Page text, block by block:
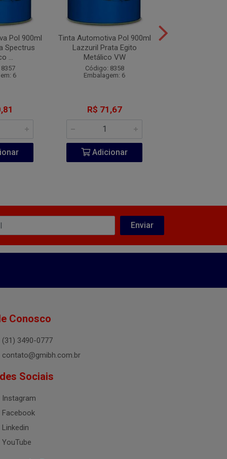
Pol 900ml
Spectrus
...
6
Tinta Automotiva Pol 900ml
Lazzuril Prata Egito
Metálico VW
Código: 8358
Embalagem: 6
R$ 71,67
Adicionar
Conosco
(31) 3490-0777
contato@gmibh.com.br
Sociais
Instagram
Facebook
Linkedin
YouTube